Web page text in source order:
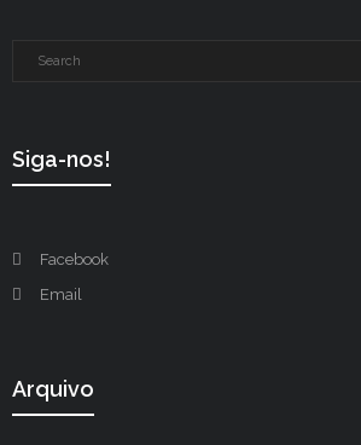
Siga-nos!
Facebook
Email
Arquivo